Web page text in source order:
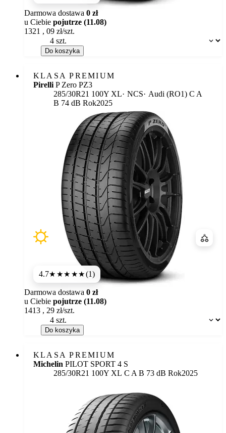
Dostępność:
Darmowa dostawa 0 zł
u Ciebie pojutrze (11.08)
1321 , 09 zł/szt.
Do koszyka
KLASA PREMIUM
Pirelli P Zero PZ3
285/30R21 100Y XL
NCS Audi (RO1) Etykieta:
C A
B 74 dB Rok2025
4.7★★★★★(1)
Dostępność:
Darmowa dostawa 0 zł
u Ciebie pojutrze (11.08)
1413 , 29 zł/szt.
Do koszyka
KLASA PREMIUM
Michelin PILOT SPORT 4 S
285/30R21 100Y XL Etykieta:
C A B 73 dB Rok2025